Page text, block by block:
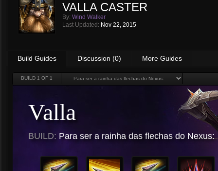
VALLA CASTER
By: Wind Walker
Last Updated: Nov 22, 2015
Build Guides Discussion (0) More Guides
BUILD 1 OF 1
Valla
BUILD: Para ser a rainha das flechas do Nexus: